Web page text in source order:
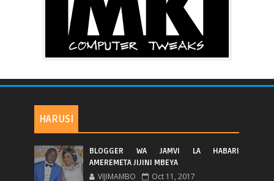
HARUSI
BLOGGER WA JAMVI LA HABARI
AMEREMETA JIJINI MBEYA
VIJIMAMBO Oct 11, 2017